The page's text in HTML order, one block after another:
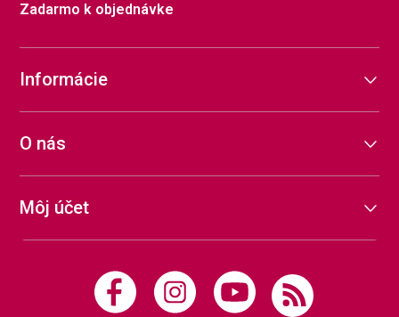
Zadarmo k objednávke
Informácie
O nás
Môj účet